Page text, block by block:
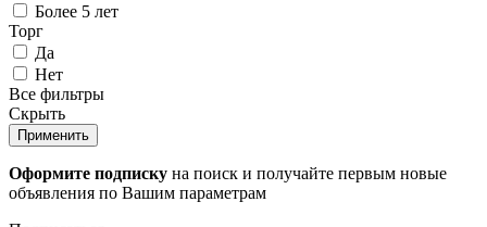
Более 5 лет
Торг
Да
Нет
Все фильтры
Скрыть
Применить
Оформите подписку на поиск и получайте первым новые
объявления по Вашим параметрам